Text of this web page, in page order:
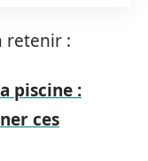
retenir :
piscine :
ces